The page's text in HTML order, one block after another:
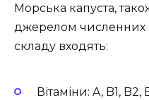
Морська капуста,
джерелом численних
складу входять:
Вітаміни: A, B1, B2,